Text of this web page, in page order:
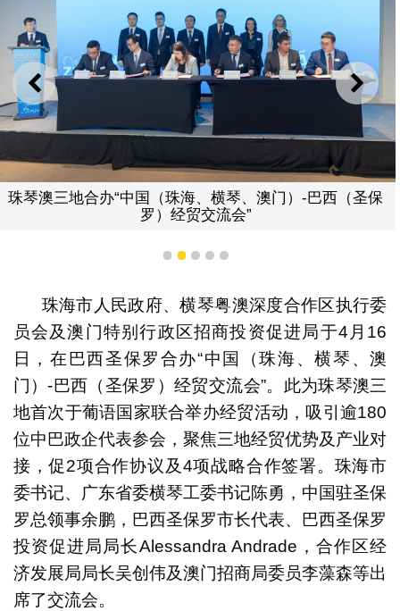
上一则 下一
珠琴澳三地合办“中国（珠海、横琴、澳门）-巴西（圣保
罗）经贸交流会”
1 2 3 4 5
珠海市人民政府、横琴粤澳深度合作区执行委
员会及澳门特别行政区招商投资促进局于4月16
日，在巴西圣保罗合办“中国（珠海、横琴、澳
门）-巴西（圣保罗）经贸交流会”。此为珠琴澳三
地首次于葡语国家联合举办经贸活动，吸引逾180
位中巴政企代表参会，聚焦三地经贸优势及产业对
接，促2项合作协议及4项战略合作签署。珠海市
委书记、广东省委横琴工委书记陈勇，中国驻圣保
罗总领事余鹏，巴西圣保罗市长代表、巴西圣保罗
投资促进局局长Alessandra Andrade，合作区经
济发展局局长吴创伟及澳门招商局委员李藻森等出
席了交流会。